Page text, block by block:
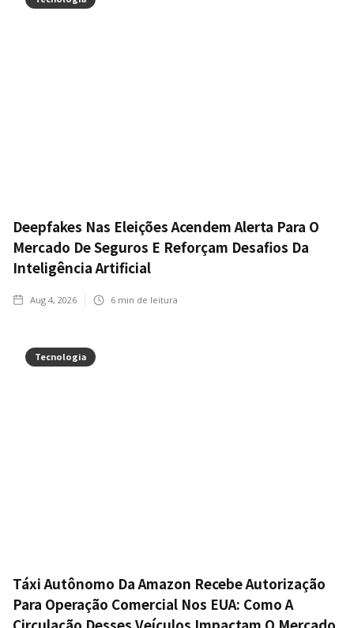
Deepfakes Nas Eleições Acendem Alerta Para O
Mercado De Seguros E Reforçam Desafios Da
Inteligência Artificial
Aug 4, 2026 6 min de leitura
Tecnologia
Táxi Autônomo Da Amazon Recebe Autorização
Para Operação Comercial Nos EUA: Como A